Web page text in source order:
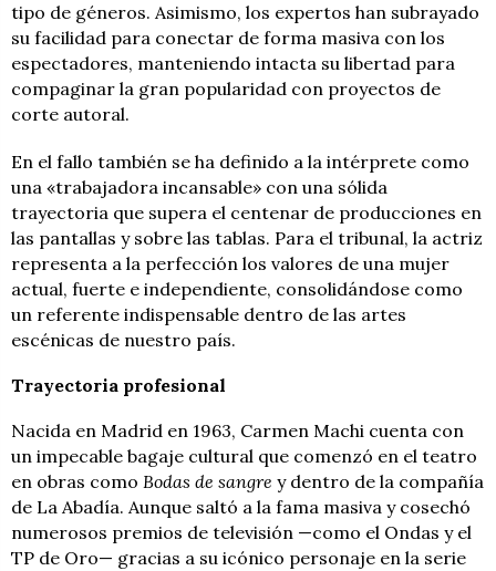
tipo de géneros. Asimismo, los expertos han subrayado
su facilidad para conectar de forma masiva con los
espectadores, manteniendo intacta su libertad para
compaginar la gran popularidad con proyectos de
corte autoral.
En el fallo también se ha definido a la intérprete como
una «trabajadora incansable» con una sólida
trayectoria que supera el centenar de producciones en
las pantallas y sobre las tablas. Para el tribunal, la actriz
representa a la perfección los valores de una mujer
actual, fuerte e independiente, consolidándose como
un referente indispensable dentro de las artes
escénicas de nuestro país.
Trayectoria profesional
Nacida en Madrid en 1963, Carmen Machi cuenta con
un impecable bagaje cultural que comenzó en el teatro
en obras como Bodas de sangre y dentro de la compañía
de La Abadía. Aunque saltó a la fama masiva y cosechó
numerosos premios de televisión —como el Ondas y el
TP de Oro— gracias a su icónico personaje en la serie